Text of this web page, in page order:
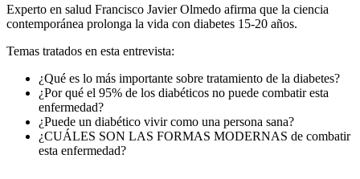
Experto en salud Francisco Javier Olmedo afirma que la ciencia
contemporánea prolonga la vida con diabetes 15-20 años.
Temas tratados en esta entrevista:
¿Qué es lo más importante sobre tratamiento de la diabetes?
¿Por qué el 95% de los diabéticos no puede combatir esta
enfermedad?
¿Puede un diabético vivir como una persona sana?
¿CUÁLES SON LAS FORMAS MODERNAS de combatir
esta enfermedad?